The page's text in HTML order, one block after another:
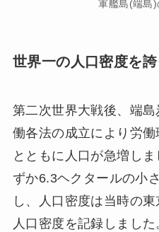
軍艦島(端島
世界一の人口密度を
第二次世界大戦後、端
働各法の成立により労
とともに人口が急増し
ずか6.3ヘクタールの小
し、人口密度は当時の
人口密度を記録しまし